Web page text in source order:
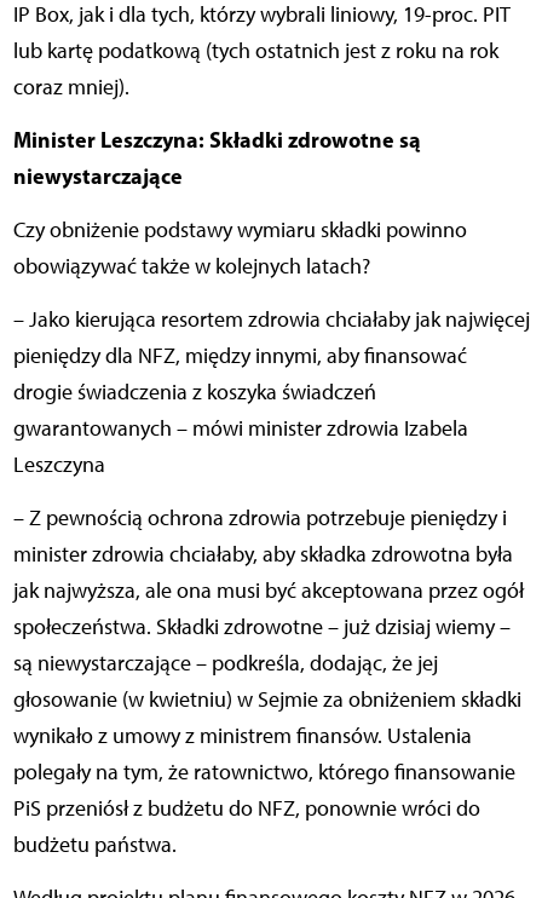
IP Box, jak i dla tych, którzy wybrali liniowy, 19-proc. PIT
lub kartę podatkową (tych ostatnich jest z roku na rok
coraz mniej).
Minister Leszczyna: Składki zdrowotne są
niewystarczające
Czy obniżenie podstawy wymiaru składki powinno
obowiązywać także w kolejnych latach?
– Jako kierująca resortem zdrowia chciałaby jak najwięcej
pieniędzy dla NFZ, między innymi, aby finansować
drogie świadczenia z koszyka świadczeń
gwarantowanych – mówi minister zdrowia Izabela
Leszczyna
– Z pewnością ochrona zdrowia potrzebuje pieniędzy i
minister zdrowia chciałaby, aby składka zdrowotna była
jak najwyższa, ale ona musi być akceptowana przez ogół
społeczeństwa. Składki zdrowotne – już dzisiaj wiemy –
są niewystarczające – podkreśla, dodając, że jej
głosowanie (w kwietniu) w Sejmie za obniżeniem składki
wynikało z umowy z ministrem finansów. Ustalenia
polegały na tym, że ratownictwo, którego finansowanie
PiS przeniósł z budżetu do NFZ, ponownie wróci do
budżetu państwa.